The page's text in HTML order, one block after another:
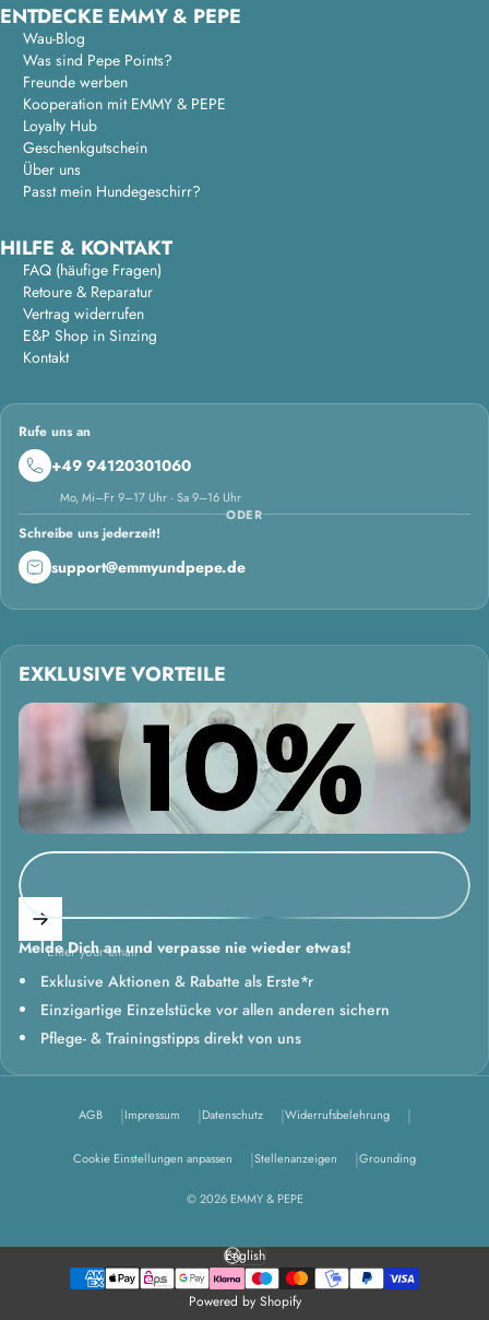
ENTDECKE EMMY & PEPE
Wau-Blog
Was sind Pepe Points?
Freunde werben
Kooperation mit EMMY & PEPE
Loyalty Hub
Geschenkgutschein
Über uns
Passt mein Hundegeschirr?
HILFE & KONTAKT
FAQ (häufige Fragen)
Retoure & Reparatur
Vertrag widerrufen
E&P Shop in Sinzing
Kontakt
Rufe uns an
+49 94120301060
Mo, Mi–Fr 9–17 Uhr · Sa 9–16 Uhr
ODER
Schreibe uns jederzeit!
support@emmyundpepe.de
EXKLUSIVE VORTEILE
Enter your email
Melde Dich an und verpasse nie wieder etwas!
Exklusive Aktionen & Rabatte als Erste*r
Einzigartige Einzelstücke vor allen anderen sichern
Pflege- & Trainingstipps direkt von uns
AGB Impressum Datenschutz Widerrufsbelehrung
Cookie Einstellungen anpassen Stellenanzeigen Grounding
© 2026 EMMY & PEPE
Powered by Shopify
Language
English